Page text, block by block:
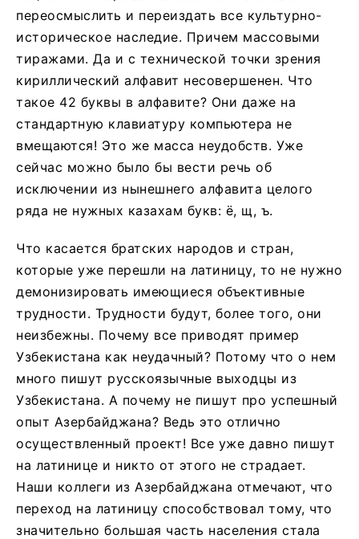
переосмыслить и переиздать все культурно-
историческое наследие. Причем массовыми
тиражами. Да и с технической точки зрения
кириллический алфавит несовершенен. Что
такое 42 буквы в алфавите? Они даже на
стандартную клавиатуру компьютера не
вмещаются! Это же масса неудобств. Уже
сейчас можно было бы вести речь об
исключении из нынешнего алфавита целого
ряда не нужных казахам букв: ё, щ, ъ.
Что касается братских народов и стран,
которые уже перешли на латиницу, то не нужно
демонизировать имеющиеся объективные
трудности. Трудности будут, более того, они
неизбежны. Почему все приводят пример
Узбекистана как неудачный? Потому что о нем
много пишут русскоязычные выходцы из
Узбекистана. А почему не пишут про успешный
опыт Азербайджана? Ведь это отлично
осуществленный проект! Все уже давно пишут
на латинице и никто от этого не страдает.
Наши коллеги из Азербайджана отмечают, что
переход на латиницу способствовал тому, что
значительно большая часть населения стала